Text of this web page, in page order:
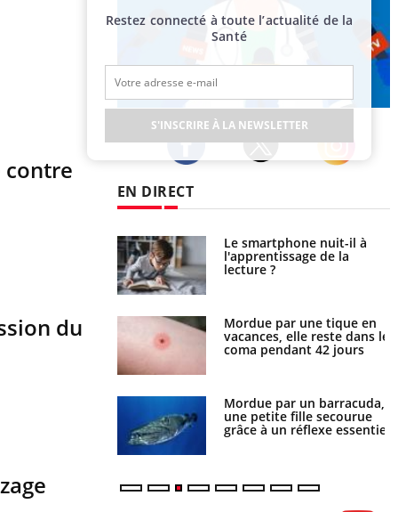
contre
du
EN DIRECT
manger moins de
pourrait
Le smartphone nuit-il à
l'apprentissage de la
lecture ?
Mordue par une tique en
vacances, elle reste dans le
coma pendant 42 jours
Mordue par un barracuda,
une petite fille secourue
grâce à un réflexe essentiel
Restez connecté à toute l’actualité de la
Santé
S'INSCRIRE À LA NEWSLETTER